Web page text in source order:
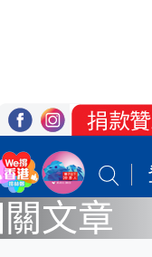
場 登記支持
文章